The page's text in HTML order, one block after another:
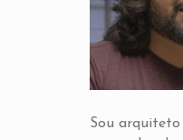
Sou arquiteto